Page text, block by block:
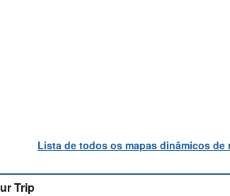
Lista de todos os mapas dinâmicos de
Trip